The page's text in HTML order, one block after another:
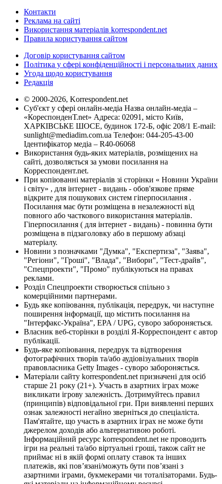
Контакти
Реклама на сайті
Використання матеріалів korrespondent.net
Правила користування сайтом
Договір користування сайтом
Політика у сфері конфіденційності і персональних даних
Угода щодо користування
Редакція
© 2000-2026, Korrespondent.net
Суб'єкт у сфері онлайн-медіа Назва онлайн-медіа –
«КореспонденТ.net» Адреса: 02091, місто Київ,
ХАРКІВСЬКЕ ШОСЕ, будинок 172-Б, офіс 208/1 E-mail:
sunlight@mediadim.com.ua Телефон: 044-205-43-00
Ідентифікатор медіа – R40-06068
Використання будь-яких матеріалів, розміщених на
сайті, дозволяється за умови посилання на
Корреспондент.net.
При копіюванні матеріалів зі сторінки « Новини України
і світу» , для інтернет - видань - обов'язкове пряме
відкрите для пошукових систем гіперпосилання .
Посилання має бути розміщена в незалежності від
повного або часткового використання матеріалів.
Гіперпосилання ( для інтернет - видань) - повинна бути
розміщена в підзаголовку або в першому абзаці
матеріалу.
Новини з позначками "Думка", "Експертиза", "Заява",
"Регіони", "Гроші", "Влада", "Вибори", "Тест-драйв",
"Спецпроекти", "Промо" публікуються на правах
реклами.
Розділ Спецпроекти створюється спільно з
комерційними партнерами.
Будь яке копіювання, публікація, передрук, чи наступне
поширення інформації, що містить посилання на
"Інтерфакс-Україна", EPA / UPG, суворо забороняється.
Власник веб-сторінки в розділі Я-Корреспондент є автор
публікації.
Будь-яке копіювання, передрук та відтворення
фотографічних творів та/або аудіовізуальних творів
правовласника Getty Images - суворо забороняється.
Матеріали сайту korrespondent.net призначені для осіб
старше 21 року (21+). Участь в азартних іграх може
викликати ігрову залежність. Дотримуйтесь правил
(принципів) відповідальної гри. При виявленні перших
ознак залежності негайно зверніться до спеціаліста.
Пам'ятайте, що участь в азартних іграх не може бути
джерелом доходів або альтернативою роботі.
Інформаційний ресурс korrespondent.net не проводить
ігри на реальні та/або віртуальні гроші, також сайт не
приймає ні в якій формі оплату ставок та інших
платежів, які пов’язані/можуть бути пов’язані з
азартними іграми, букмекерами чи тоталізаторами. Будь-